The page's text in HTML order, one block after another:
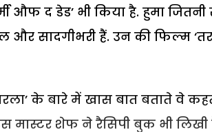
औफ द डेड’ भी किया है. हुमा
और सादगीभरी हैं. उन की फिल्म
के बारे में खास बात बताते वे
मास्टर शेफ ने रैसिपी बुक भी